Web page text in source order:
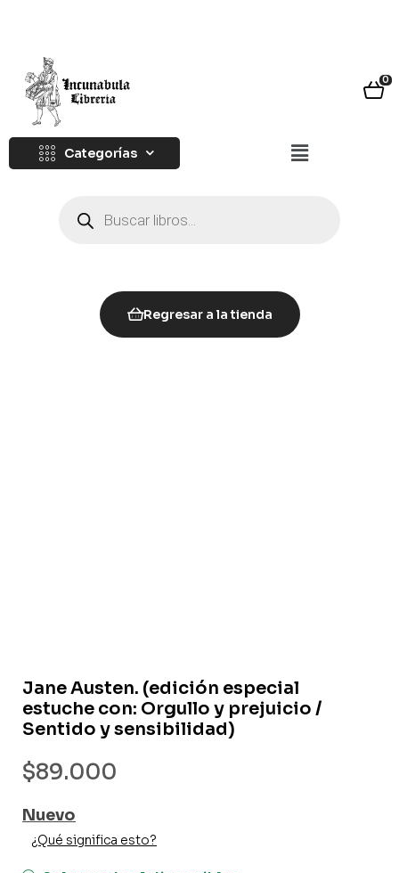
0
Categorías
Regresar a la tienda
Jane Austen. (edición especial
estuche con: Orgullo y prejuicio /
Sentido y sensibilidad)
$89.000
Nuevo
¿Qué significa esto?